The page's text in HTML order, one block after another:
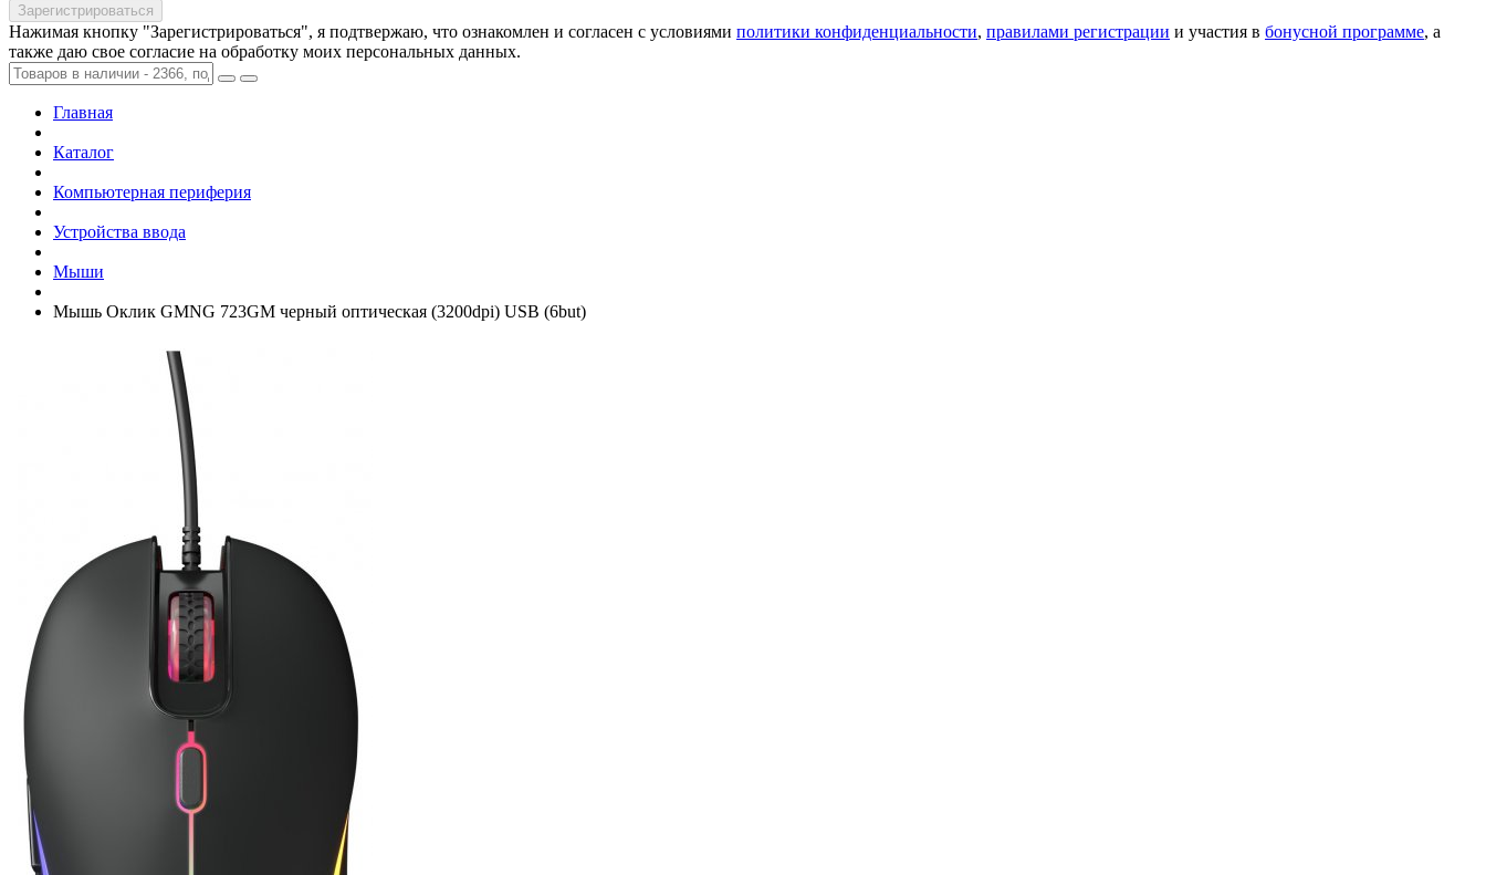
Нажимая кнопку "Зарегистрироваться", я подтвержаю, что ознакомлен и согласен с условиями политики конфиденциальности, правилами регистрации и участия в бонусной программе, а
также даю свое согласие на обработку моих персональных данных.
Главная
Каталог
Компьютерная периферия
Устройства ввода
Мыши
Мышь Оклик GMNG 723GM черный оптическая (3200dpi) USB (6but)